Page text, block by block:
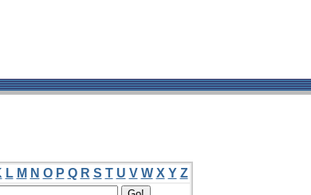
L M N O P Q R S T U V W X Y Z